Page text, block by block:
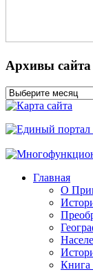
Архивы сайта
Архивы
сайта
Главная
О
Книга